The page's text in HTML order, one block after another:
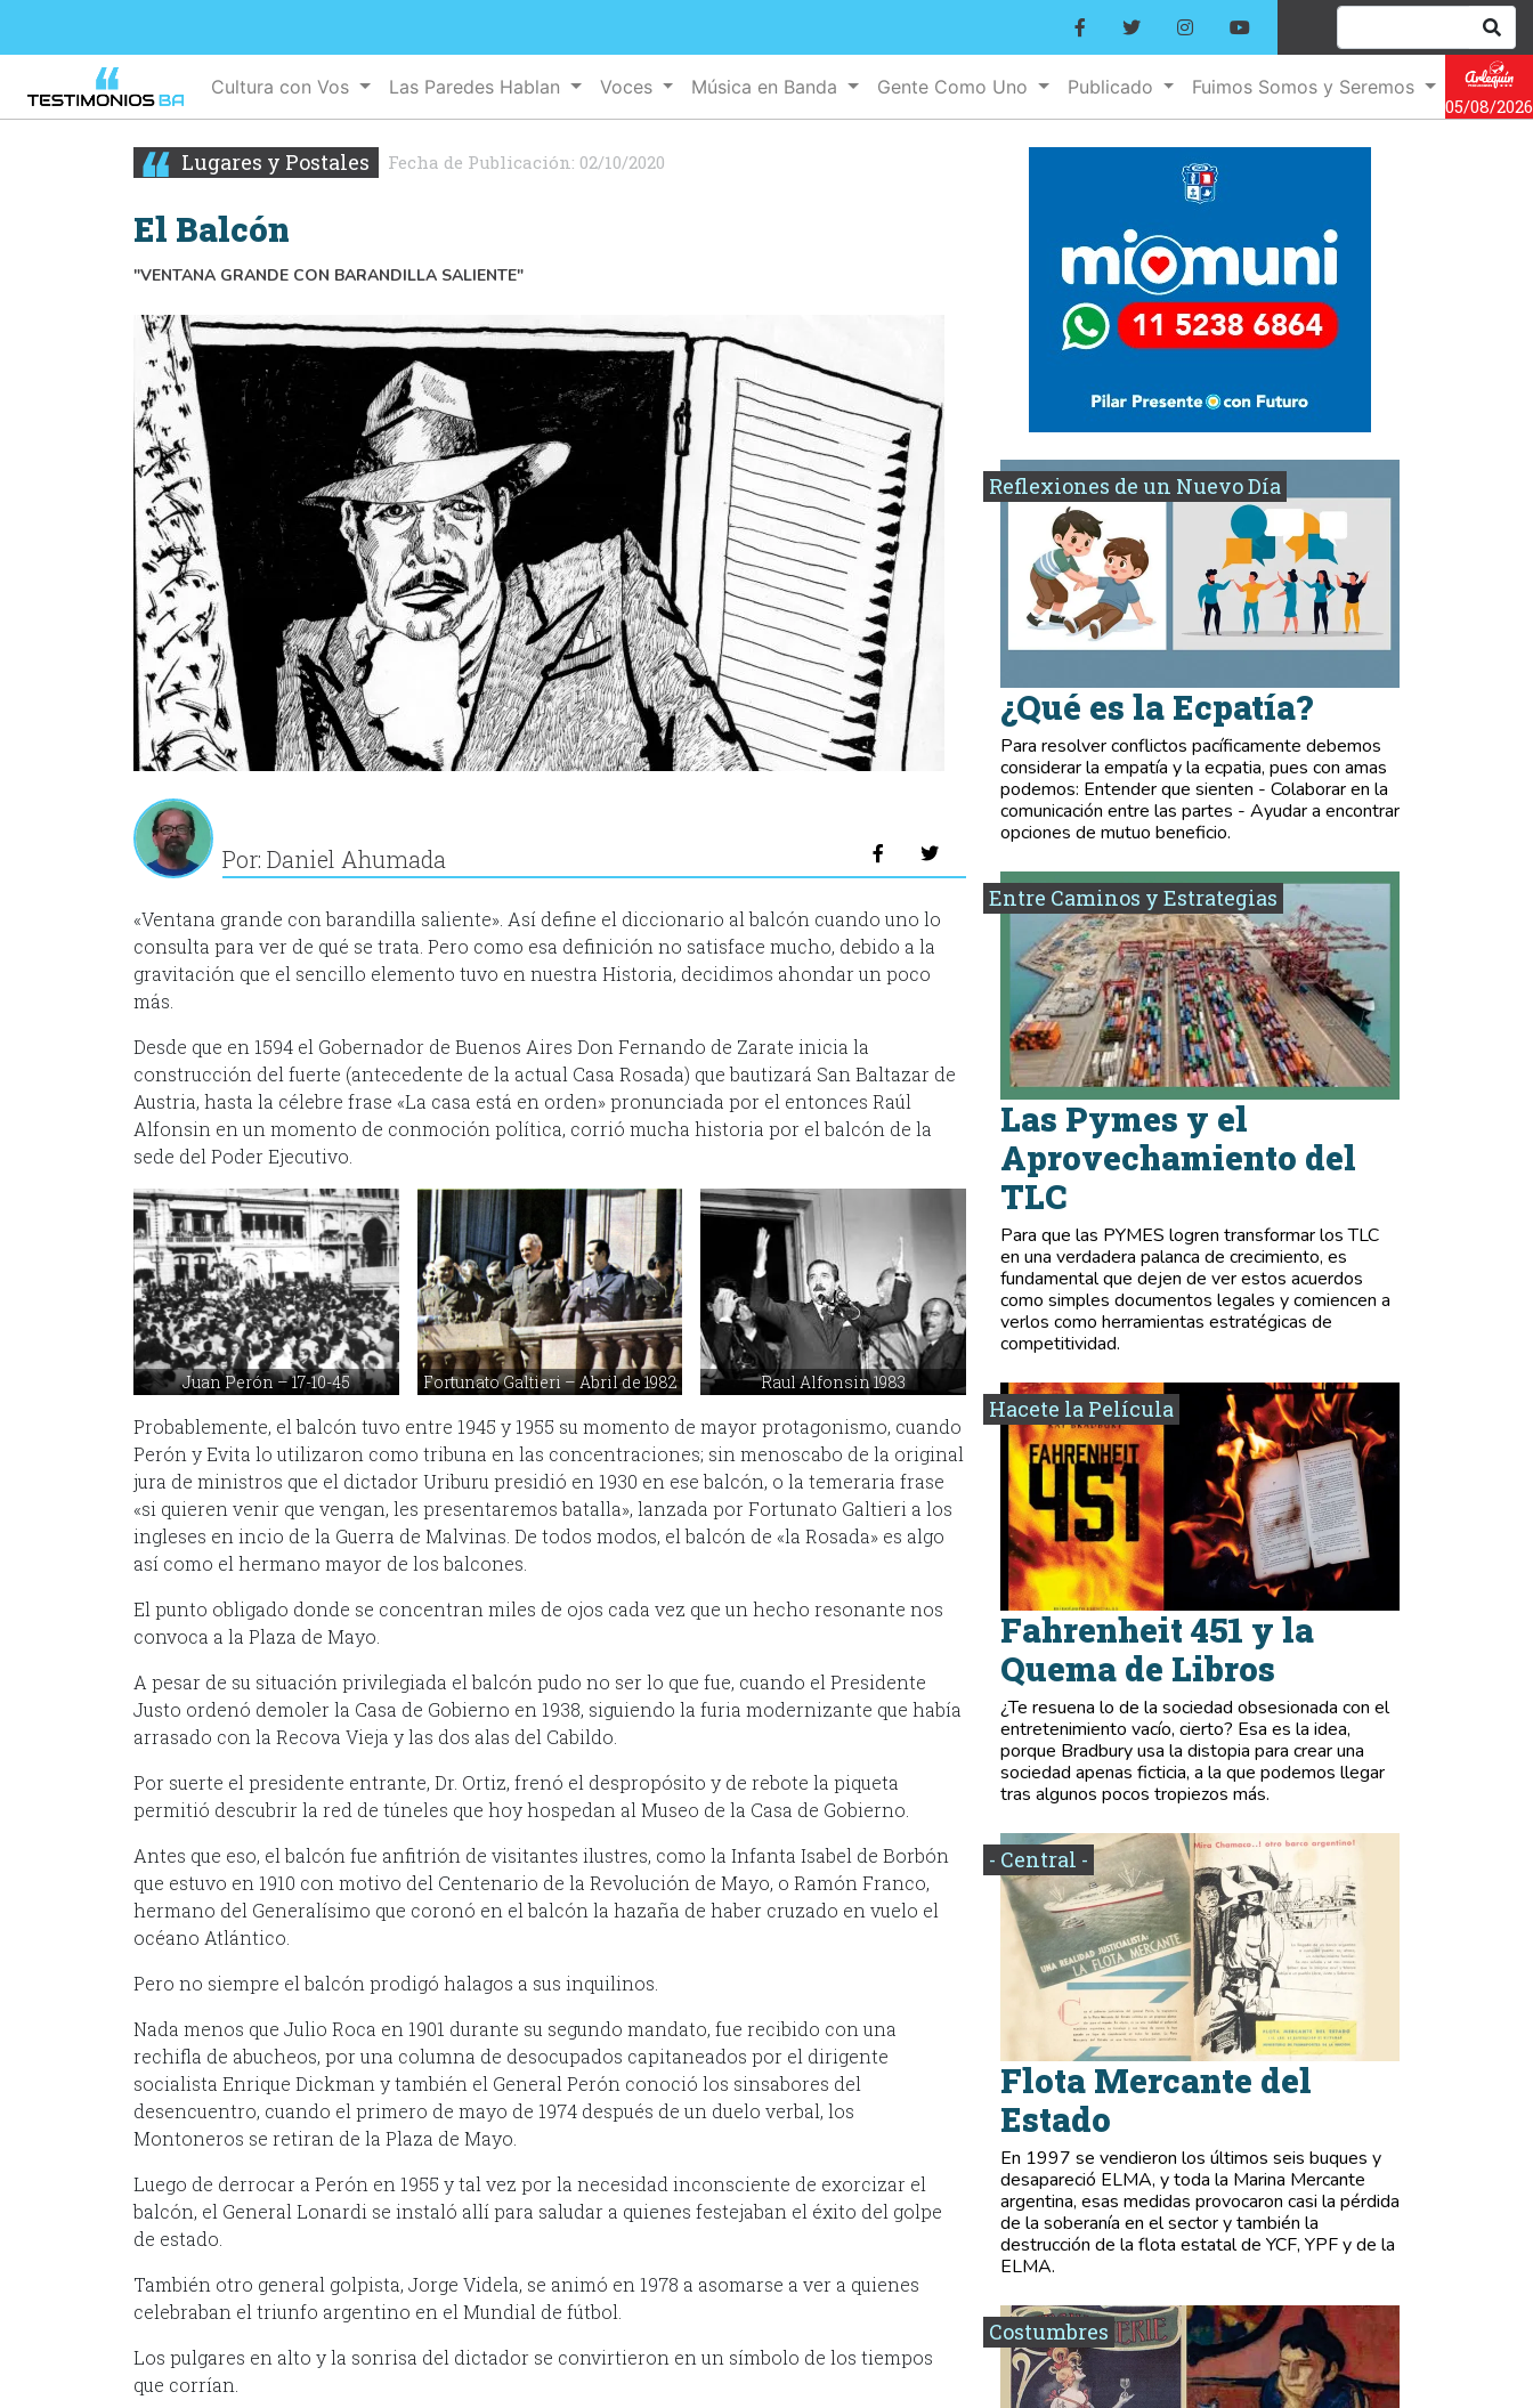
Cultura con Vos Las Paredes Hablan Voces Música en Banda Gente Como Uno Publicado
Fuimos Somos y Seremos
05/08/2026
Lugares y Postales Fecha de Publicación: 02/10/2020
El Balcón
"VENTANA GRANDE CON BARANDILLA SALIENTE"
Por: Daniel Ahumada
«Ventana grande con barandilla saliente». Así define el diccionario al balcón cuando uno lo
consulta para ver de qué se trata. Pero como esa definición no satisface mucho, debido a la
gravitación que el sencillo elemento tuvo en nuestra Historia, decidimos ahondar un poco
más.
Desde que en 1594 el Gobernador de Buenos Aires Don Fernando de Zarate inicia la
construcción del fuerte (antecedente de la actual Casa Rosada) que bautizará San Baltazar de
Austria, hasta la célebre frase «La casa está en orden» pronunciada por el entonces Raúl
Alfonsin en un momento de conmoción política, corrió mucha historia por el balcón de la
sede del Poder Ejecutivo.
Juan Perón – 17-10-45 Fortunato Galtieri – Abril de 1982 Raul Alfonsin 1983
Probablemente, el balcón tuvo entre 1945 y 1955 su momento de mayor protagonismo, cuando
Perón y Evita lo utilizaron como tribuna en las concentraciones; sin menoscabo de la original
jura de ministros que el dictador Uriburu presidió en 1930 en ese balcón, o la temeraria frase
«si quieren venir que vengan, les presentaremos batalla», lanzada por Fortunato Galtieri a los
ingleses en incio de la Guerra de Malvinas. De todos modos, el balcón de «la Rosada» es algo
así como el hermano mayor de los balcones.
El punto obligado donde se concentran miles de ojos cada vez que un hecho resonante nos
convoca a la Plaza de Mayo.
A pesar de su situación privilegiada el balcón pudo no ser lo que fue, cuando el Presidente
Justo ordenó demoler la Casa de Gobierno en 1938, siguiendo la furia modernizante que había
arrasado con la Recova Vieja y las dos alas del Cabildo.
Por suerte el presidente entrante, Dr. Ortiz, frenó el despropósito y de rebote la piqueta
permitió descubrir la red de túneles que hoy hospedan al Museo de la Casa de Gobierno.
Antes que eso, el balcón fue anfitrión de visitantes ilustres, como la Infanta Isabel de Borbón
que estuvo en 1910 con motivo del Centenario de la Revolución de Mayo, o Ramón Franco,
hermano del Generalísimo que coronó en el balcón la hazaña de haber cruzado en vuelo el
océano Atlántico.
Pero no siempre el balcón prodigó halagos a sus inquilinos.
Nada menos que Julio Roca en 1901 durante su segundo mandato, fue recibido con una
rechifla de abucheos, por una columna de desocupados capitaneados por el dirigente
socialista Enrique Dickman y también el General Perón conoció los sinsabores del
desencuentro, cuando el primero de mayo de 1974 después de un duelo verbal, los
Montoneros se retiran de la Plaza de Mayo.
Luego de derrocar a Perón en 1955 y tal vez por la necesidad inconsciente de exorcizar el
balcón, el General Lonardi se instaló allí para saludar a quienes festejaban el éxito del golpe
de estado.
También otro general golpista, Jorge Videla, se animó en 1978 a asomarse a ver a quienes
celebraban el triunfo argentino en el Mundial de fútbol.
Los pulgares en alto y la sonrisa del dictador se convirtieron en un símbolo de los tiempos
que corrían.
Reflexiones de un Nuevo Día
¿Qué es la Ecpatía?
Para resolver conflictos pacíficamente debemos
considerar la empatía y la ecpatia, pues con amas
podemos: Entender que sienten - Colaborar en la
comunicación entre las partes - Ayudar a encontrar
opciones de mutuo beneficio.
Entre Caminos y Estrategias
Las Pymes y el
Aprovechamiento del
TLC
Para que las PYMES logren transformar los TLC
en una verdadera palanca de crecimiento, es
fundamental que dejen de ver estos acuerdos
como simples documentos legales y comiencen a
verlos como herramientas estratégicas de
competitividad.
Hacete la Película
Fahrenheit 451 y la
Quema de Libros
¿Te resuena lo de la sociedad obsesionada con el
entretenimiento vacío, cierto? Esa es la idea,
porque Bradbury usa la distopia para crear una
sociedad apenas ficticia, a la que podemos llegar
tras algunos pocos tropiezos más.
- Central -
Flota Mercante del
Estado
En 1997 se vendieron los últimos seis buques y
desapareció ELMA, y toda la Marina Mercante
argentina, esas medidas provocaron casi la pérdida
de la soberanía en el sector y también la
destrucción de la flota estatal de YCF, YPF y de la
ELMA.
Costumbres